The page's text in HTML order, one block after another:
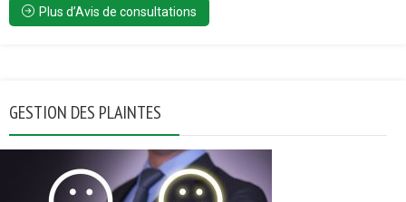
Plus d’Avis de consultations
GESTION DES PLAINTES